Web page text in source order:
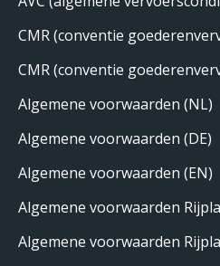
CMR (conventie
CMR (conventie
Algemene voorwaarden (NL)
Algemene voorwaarden (DE)
Algemene voorwaarden (EN)
Algemene voorwaarden
Algemene voorwaarden